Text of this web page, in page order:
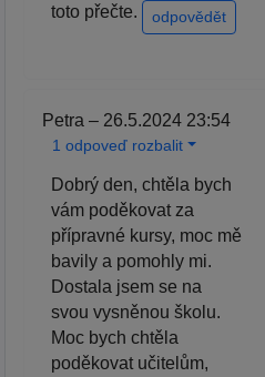
toto přečte.
odpovědět
Petra – 26.5.2024 23:54
1 odpoveď rozbalit
Dobrý den, chtěla bych
vám poděkovat za
přípravné kursy, moc mě
bavily a pomohly mi.
Dostala jsem se na
svou vysněnou školu.
Moc bych chtěla
poděkovat učitelům,